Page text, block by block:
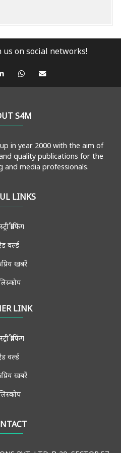
us on social networks!
S4M
in year 2000 with the aim of
quality publications for the
and media professionals.
LINKS
ब्रीफिंग
वर्ल्ड
खबरें
मंच
फोरम
खबरें
जॉब्स
LINK
ब्रीफिंग
वर्ल्ड
खबरें